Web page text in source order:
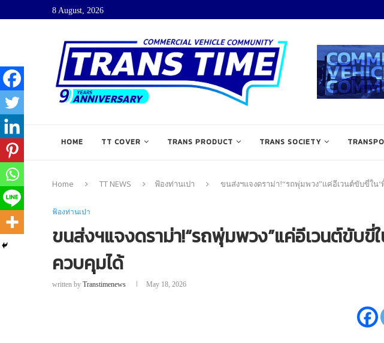
8 August, 2026
HOME TT COVER TRANS PRODUCT TRANS SOCIETY
Home TT NEWS ฟ้องท่านเปา ขนส่งฯแจงดราม่า!“รถพุ่มพวง”แค่อีเวนต์ขับขี่ใน
ฟ้องท่านเปา
ขนส่งฯแจงดราม่า!“รถพุ่มพวง”แค่อีเวนต์ขับขี่
ควบคุมได้
written by Transtimenews May 18, 2026